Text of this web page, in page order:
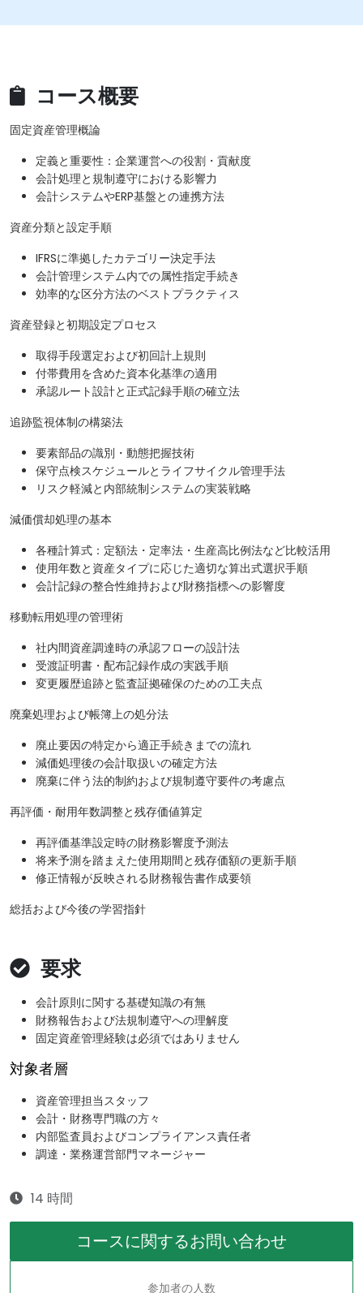
コース概要
固定資産管理概論
定義と重要性：企業運営への役割・貢献度
会計処理と規制遵守における影響力
会計システムやERP基盤との連携方法
資産分類と設定手順
IFRSに準拠したカテゴリー決定手法
会計管理システム内での属性指定手続き
効率的な区分方法のベストプラクティス
資産登録と初期設定プロセス
取得手段選定および初回計上規則
付帯費用を含めた資本化基準の適用
承認ルート設計と正式記録手順の確立法
追跡監視体制の構築法
要素部品の識別・動態把握技術
保守点検スケジュールとライフサイクル管理手法
リスク軽減と内部統制システムの実装戦略
減価償却処理の基本
各種計算式：定額法・定率法・生産高比例法など比較活用
使用年数と資産タイプに応じた適切な算出式選択手順
会計記録の整合性維持および財務指標への影響度
移動転用処理の管理術
社内間資産調達時の承認フローの設計法
受渡証明書・配布記録作成の実践手順
変更履歴追跡と監査証拠確保のための工夫点
廃棄処理および帳簿上の処分法
廃止要因の特定から適正手続きまでの流れ
減価処理後の会計取扱いの確定方法
廃棄に伴う法的制約および規制遵守要件の考慮点
再評価・耐用年数調整と残存価値算定
再評価基準設定時の財務影響度予測法
将来予測を踏まえた使用期間と残存価額の更新手順
修正情報が反映される財務報告書作成要領
総括および今後の学習指針
要求
会計原則に関する基礎知識の有無
財務報告および法規制遵守への理解度
固定資産管理経験は必須ではありません
対象者層
資産管理担当スタッフ
会計・財務専門職の方々
内部監査員およびコンプライアンス責任者
調達・業務運営部門マネージャー
14 時間
コースに関するお問い合わせ
参加者の人数